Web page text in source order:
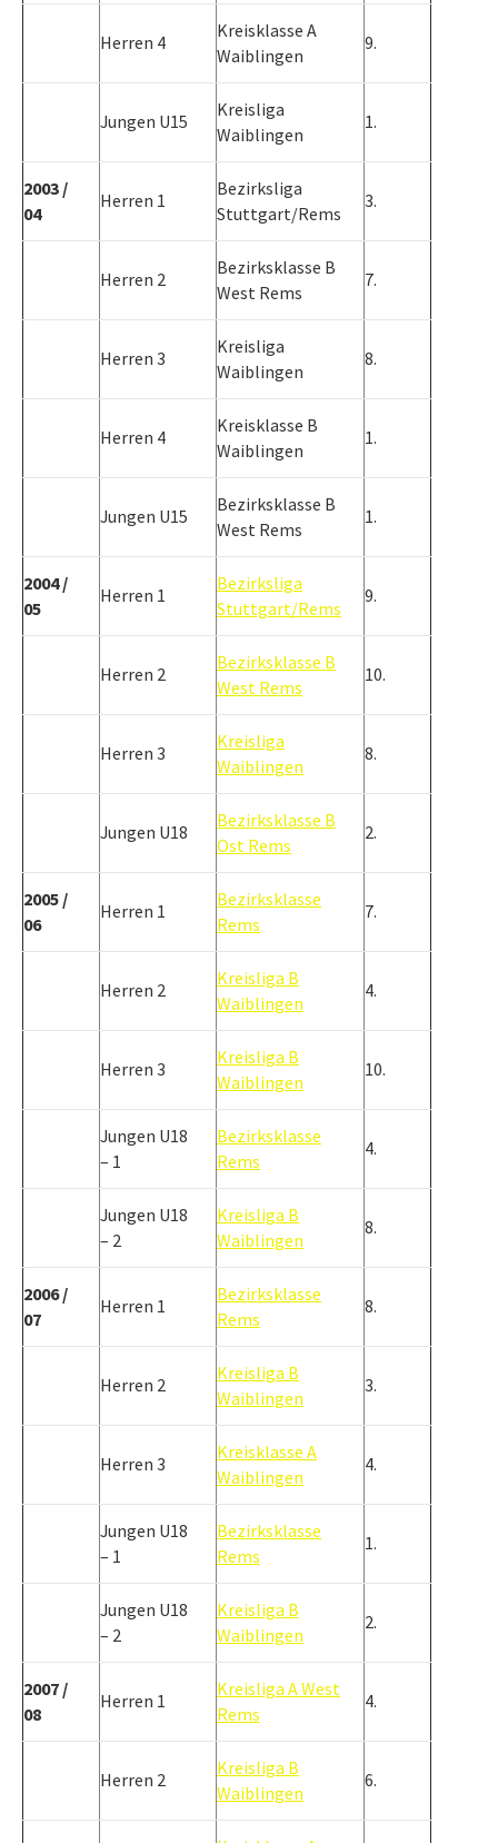
Herren 4
Kreisklasse A
Waiblingen
9.
Jungen U15
Kreisliga
Waiblingen
1.
2003 /
04
Herren 1
Bezirksliga
Stuttgart/Rems
3.
Herren 2
Bezirksklasse B
West Rems
7.
Herren 3
Kreisliga
Waiblingen
8.
Herren 4
Kreisklasse B
Waiblingen
1.
Jungen U15
Bezirksklasse B
West Rems
1.
2004 /
05
Herren 1
Bezirksliga
Stuttgart/Rems
9.
Herren 2
Bezirksklasse B
West Rems
10.
Herren 3
Kreisliga
Waiblingen
8.
Jungen U18
Bezirksklasse B
Ost Rems
2.
2005 /
06
Herren 1
Bezirksklasse
Rems
7.
Herren 2
Kreisliga B
Waiblingen
4.
Herren 3
Kreisliga B
Waiblingen
10.
Jungen U18
– 1
Bezirksklasse
Rems
4.
Jungen U18
– 2
Kreisliga B
Waiblingen
8.
2006 /
07
Herren 1
Bezirksklasse
Rems
8.
Herren 2
Kreisliga B
Waiblingen
3.
Herren 3
Kreisklasse A
Waiblingen
4.
Jungen U18
– 1
Bezirksklasse
Rems
1.
Jungen U18
– 2
Kreisliga B
Waiblingen
2.
2007 /
08
Herren 1
Kreisliga A West
Rems
4.
Herren 2
Kreisliga B
Waiblingen
6.